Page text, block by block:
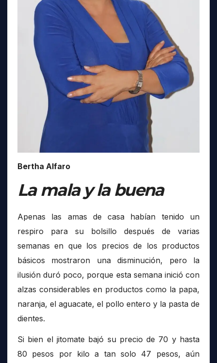
Bertha Alfaro
La mala y la buena
Apenas las amas de casa habían tenido un
respiro para su bolsillo después de varias
semanas en que los precios de los productos
básicos mostraron una disminución, pero la
ilusión duró poco, porque esta semana inició con
alzas considerables en productos como la papa,
naranja, el aguacate, el pollo entero y la pasta de
dientes.
Si bien el jitomate bajó su precio de 70 y hasta
80 pesos por kilo a tan solo 47 pesos, aún